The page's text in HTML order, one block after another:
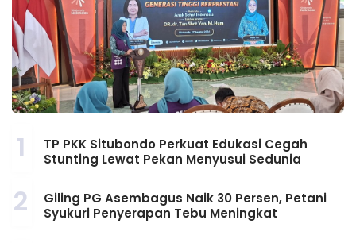
1
TP PKK Situbondo Perkuat Edukasi Cegah
Stunting Lewat Pekan Menyusui Sedunia
2
Giling PG Asembagus Naik 30 Persen, Petani
Syukuri Penyerapan Tebu Meningkat